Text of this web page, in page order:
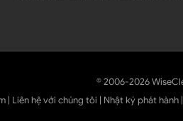
© 2006-2026
| Liên hệ với chúng tôi | Nhật ký phát hành